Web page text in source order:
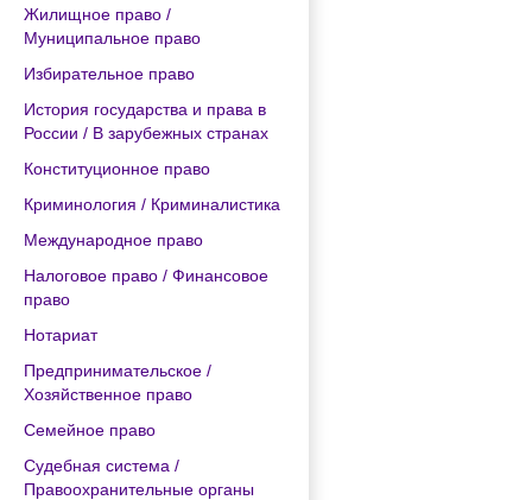
Жилищное право /
Муниципальное право
Избирательное право
История государства и права в
России / В зарубежных странах
Конституционное право
Криминология / Криминалистика
Международное право
Налоговое право / Финансовое
право
Нотариат
Предпринимательское /
Хозяйственное право
Семейное право
Судебная система /
Правоохранительные органы